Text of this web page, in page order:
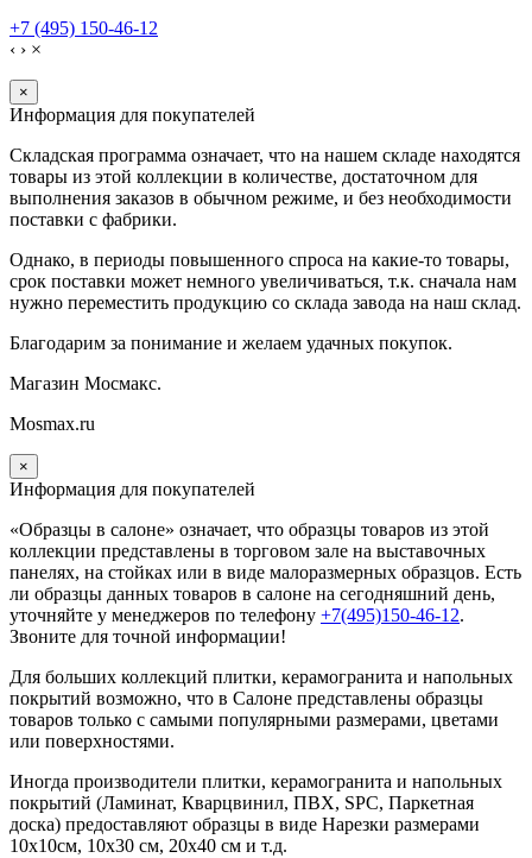
+7 (495) 150-46-12
‹ › ×
×
Информация для покупателей
Складская программа означает, что на нашем складе находятся
товары из этой коллекции в количестве, достаточном для
выполнения заказов в обычном режиме, и без необходимости
поставки с фабрики.
Однако, в периоды повышенного спроса на какие-то товары,
срок поставки может немного увеличиваться, т.к. сначала нам
нужно переместить продукцию со склада завода на наш склад.
Благодарим за понимание и желаем удачных покупок.
Магазин Мосмакс.
Mosmax.ru
×
Информация для покупателей
«Образцы в салоне» означает, что образцы товаров из этой
коллекции представлены в торговом зале на выставочных
панелях, на стойках или в виде малоразмерных образцов. Есть
ли образцы данных товаров в салоне на сегодняшний день,
уточняйте у менеджеров по телефону +7(495)150-46-12.
Звоните для точной информации!
Для больших коллекций плитки, керамогранита и напольных
покрытий возможно, что в Салоне представлены образцы
товаров только с самыми популярными размерами, цветами
или поверхностями.
Иногда производители плитки, керамогранита и напольных
покрытий (Ламинат, Кварцвинил, ПВХ, SPC, Паркетная
доска) предоставляют образцы в виде Нарезки размерами
10х10см, 10х30 см, 20х40 см и т.д.